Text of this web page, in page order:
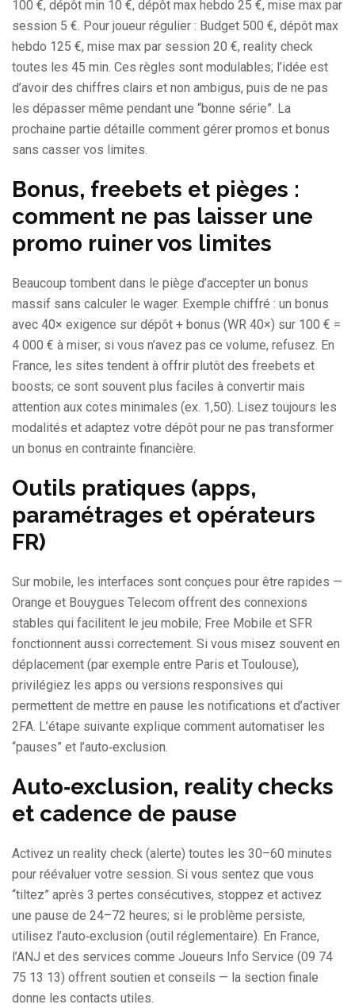
100 €, dépôt min 10 €, dépôt max hebdo 25 €, mise max par
session 5 €. Pour joueur régulier : Budget 500 €, dépôt max
hebdo 125 €, mise max par session 20 €, reality check
toutes les 45 min. Ces règles sont modulables; l’idée est
d’avoir des chiffres clairs et non ambigus, puis de ne pas
les dépasser même pendant une “bonne série”. La
prochaine partie détaille comment gérer promos et bonus
sans casser vos limites.
Bonus, freebets et pièges :
comment ne pas laisser une
promo ruiner vos limites
Beaucoup tombent dans le piège d’accepter un bonus
massif sans calculer le wager. Exemple chiffré : un bonus
avec 40× exigence sur dépôt + bonus (WR 40×) sur 100 € =
4 000 € à miser; si vous n’avez pas ce volume, refusez. En
France, les sites tendent à offrir plutôt des freebets et
boosts; ce sont souvent plus faciles à convertir mais
attention aux cotes minimales (ex. 1,50). Lisez toujours les
modalités et adaptez votre dépôt pour ne pas transformer
un bonus en contrainte financière.
Outils pratiques (apps,
paramétrages et opérateurs
FR)
Sur mobile, les interfaces sont conçues pour être rapides —
Orange et Bouygues Telecom offrent des connexions
stables qui facilitent le jeu mobile; Free Mobile et SFR
fonctionnent aussi correctement. Si vous misez souvent en
déplacement (par exemple entre Paris et Toulouse),
privilégiez les apps ou versions responsives qui
permettent de mettre en pause les notifications et d’activer
2FA. L’étape suivante explique comment automatiser les
“pauses” et l’auto‑exclusion.
Auto‑exclusion, reality checks
et cadence de pause
Activez un reality check (alerte) toutes les 30–60 minutes
pour réévaluer votre session. Si vous sentez que vous
“tiltez” après 3 pertes consécutives, stoppez et activez
une pause de 24–72 heures; si le problème persiste,
utilisez l’auto‑exclusion (outil réglementaire). En France,
l’ANJ et des services comme Joueurs Info Service (09 74
75 13 13) offrent soutien et conseils — la section finale
donne les contacts utiles.